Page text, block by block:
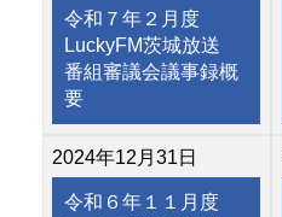
令和７年２月度
LuckyFM茨城放送
番組審議会議事録概
要
2024年12月31日
令和６年１１月度